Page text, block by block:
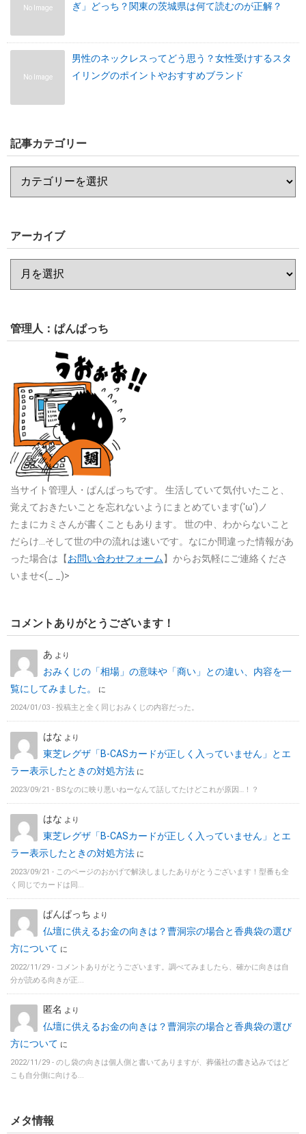
No Image
ぎ」どっち？関東の茨城県は何て読むのが正解？
No Image
男性のネックレスってどう思う？女性受けするスタ
イリングのポイントやおすすめブランド
記事カテゴリー
アーカイブ
管理人：ぱんぱっち
当サイト管理人・ぱんぱっちです。
生活していて気付いたこと、
覚えておきたいことを忘れないようにまとめています('ω')ノ
たまにカミさんが書くこともあります。
世の中、わからないこと
だらけ…そして世の中の流れは速いです。なにか間違った情報があ
った場合は【お問い合わせフォーム】からお気軽にご連絡くださ
いませ<(_ _)>
コメントありがとうございます！
あ より
おみくじの「相場」の意味や「商い」との違い、内容を一
覧にしてみました。
に
2024/01/03 - 投稿主と全く同じおみくじの内容だった。
はな より
東芝レグザ「B-CASカードが正しく入っていません」とエ
ラー表示したときの対処方法 に
2023/09/21 - BSなのに映り悪いねーなんて話してたけどこれが原因…！？
はな より
東芝レグザ「B-CASカードが正しく入っていません」とエ
ラー表示したときの対処方法 に
2023/09/21 - このページのおかげで解決しましたありがとうございます！型番も全
く同じでカードは同...
ぱんぱっち より
仏壇に供えるお金の向きは？曹洞宗の場合と香典袋の選び
方について に
2022/11/29 - コメントありがとうございます。調べてみましたら、確かに向きは自
分が読める向きが正...
匿名 より
仏壇に供えるお金の向きは？曹洞宗の場合と香典袋の選び
方について に
2022/11/29 - のし袋の向きは個人側と書いてありますが、葬儀社の書き込みではど
こも自分側に向ける...
メタ情報